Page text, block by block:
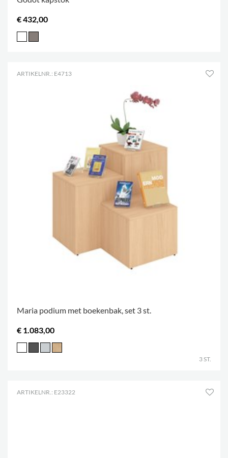
€ 432,00
ARTIKELNR.: E4713
Maria podium met boekenbak, set 3 st.
€ 1.083,00
3 ST.
ARTIKELNR.: E23322